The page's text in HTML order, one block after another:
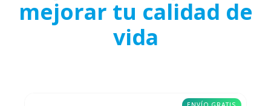
mejorar tu calidad de
vida